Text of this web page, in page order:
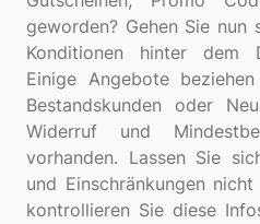
geworden? Gehen Sie
Konditionen hinter dem
Einige Angebote
Bestandskunden oder
Widerruf und
vorhanden. Lassen Sie
und Einschränkungen
kontrollieren Sie diese